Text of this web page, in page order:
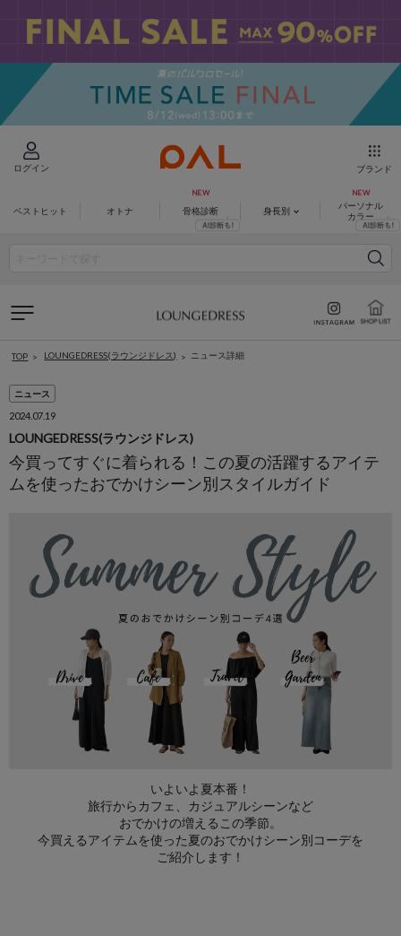
ログイン ブランド
ベストヒット オトナ 骨格診断 身長別
パーソナル
カラー
TOP LOUNGEDRESS(ラウンジドレス) ニュース詳細
ニュース
2024.07.19
LOUNGEDRESS(ラウンジドレス)
今買ってすぐに着られる！この夏の活躍するアイテ
ムを使ったおでかけシーン別スタイルガイド
いよいよ夏本番！
旅行からカフェ、カジュアルシーンなど
おでかけの増えるこの季節。
今買えるアイテムを使った夏のおでかけシーン別コーデを
ご紹介します！